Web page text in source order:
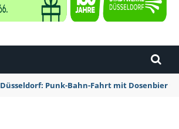
Düsseldorf: Punk-Bahn-Fahrt mit Dosenbier